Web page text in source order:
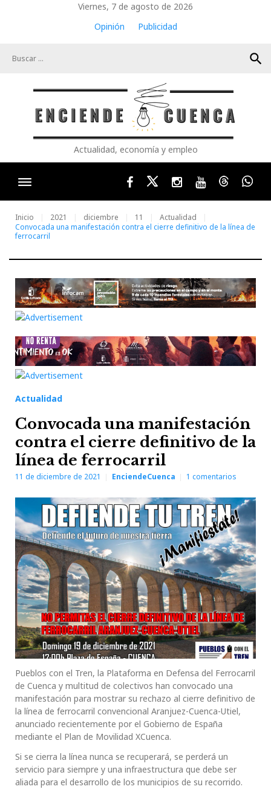
Viernes, 7 de agosto de 2026
Opinión
Publicidad
search
Actualidad, economía y empleo
FacebookTwitterInstagram
YoutubeThreads
Inicio 2021 diciembre 11
Actualidad
Convocada una manifestación contra el cierre definitivo de la línea de
ferrocarril
Actualidad
Convocada una manifestación
contra el cierre definitivo de la
línea de ferrocarril
11 de diciembre de 2021 EnciendeCuenca 1 comentarios
Pueblos con el Tren, la Plataforma en Defensa del Ferrocarril
de Cuenca y multitud de colectivos han convocado una
manifestación para mostrar su rechazo al cierre definitivo de
la línea de ferrocarril convencional Aranjuez-Cuenca-Utiel,
anunciado recientemente por el Gobierno de España
mediante el Plan de Movilidad XCuenca.
Si se cierra la línea nunca se recuperará, se perderá un
servicio para siempre y una infraestructura que debe ser
aliada para el desarrollo de los municipios de su recorrido.